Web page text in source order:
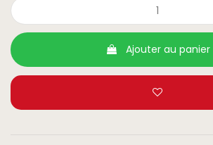
Ajouter au panier